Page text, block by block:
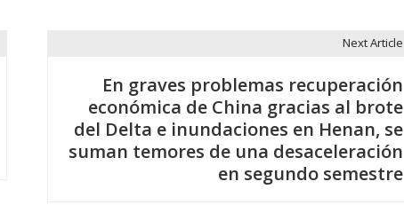
Next Article
En graves problemas recuperación
económica de China gracias al brote
del Delta e inundaciones en Henan, se
suman temores de una desaceleración
en segundo semestre